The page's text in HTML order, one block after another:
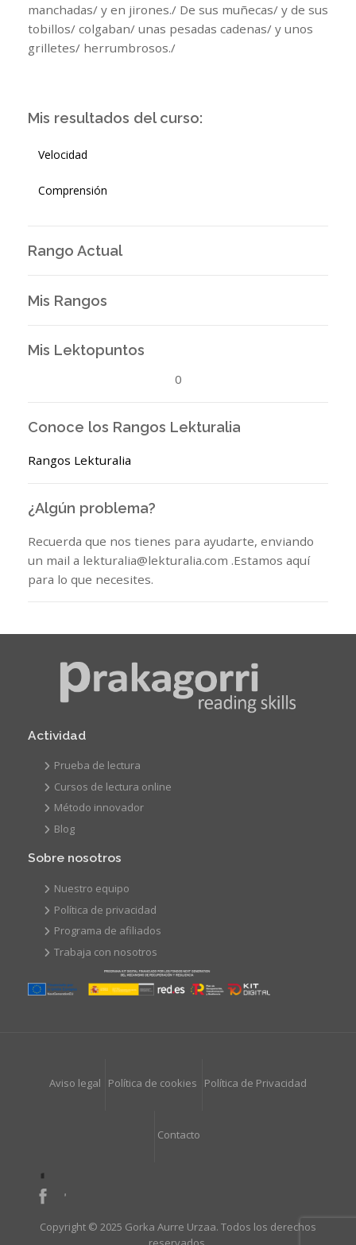
manchadas/ y en jirones./ De sus muñecas/ y de sus
tobillos/ colgaban/ unas pesadas cadenas/ y unos
grilletes/ herrumbrosos./
Mis resultados del curso:
Velocidad
Comprensión
Rango Actual
Mis Rangos
Mis Lektopuntos
0
Conoce los Rangos Lekturalia
Rangos Lekturalia
¿Algún problema?
Recuerda que nos tienes para ayudarte, enviando
un mail a lekturalia@lekturalia.com .Estamos aquí
para lo que necesites.
Actividad
Prueba de lectura
Cursos de lectura online
Método innovador
Blog
Sobre nosotros
Nuestro equipo
Política de privacidad
Programa de afiliados
Trabaja con nosotros
Aviso legal Política de cookies Política de Privacidad
Contacto
Copyright © 2025 Gorka Aurre Urzaa. Todos los derechos